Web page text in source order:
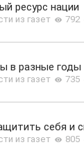
ресурс нации
из газет 792
в разные годы
из газет 735
себя и
из газет 805